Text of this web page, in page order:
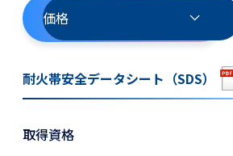
価格
耐火帯安全データシート（SDS）
取得資格